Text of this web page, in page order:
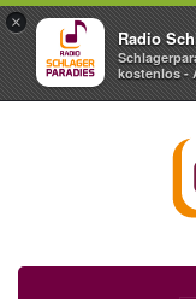
×
Radio
kostenlos -